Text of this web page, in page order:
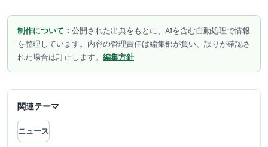
制作について： 公開された出典をもとに、AIを含む自動処理で情報
を整理しています。内容の管理責任は編集部が負い、誤りが確認さ
れた場合は訂正します。 編集方針
関連テーマ
ニュース